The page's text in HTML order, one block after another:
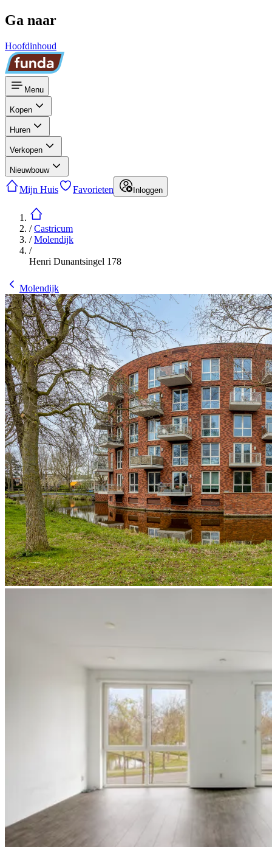
Ga naar
Hoofdinhoud
Menu
Kopen
Huren
Verkopen
Nieuwbouw
Mijn Huis Favorieten Inloggen
/Castricum
/Molendijk
/
Henri Dunantsingel 178
Molendijk